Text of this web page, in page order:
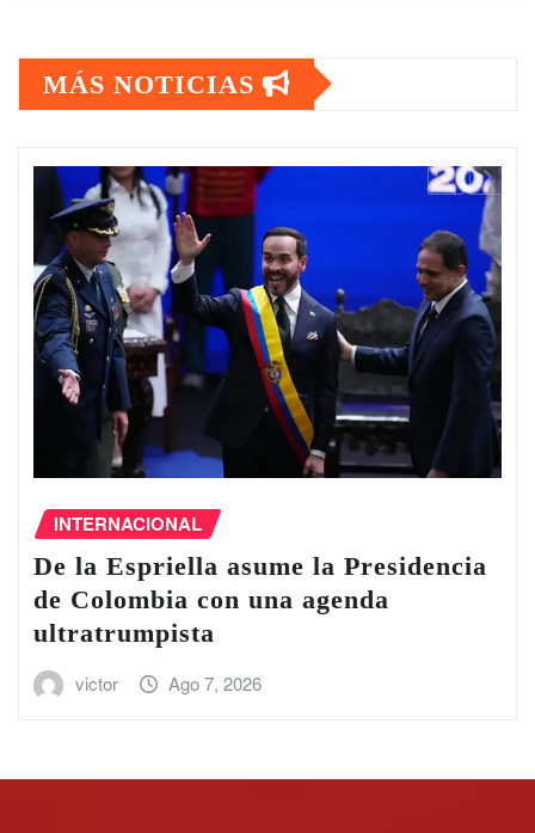
MÁS NOTICIAS
CONGRESO DIPUTADOS
PAN exige a Sheinbaum crear un
fondo de apoyo económico a
productores de aguacate y otros
alimentos que EU frenó su
exportación